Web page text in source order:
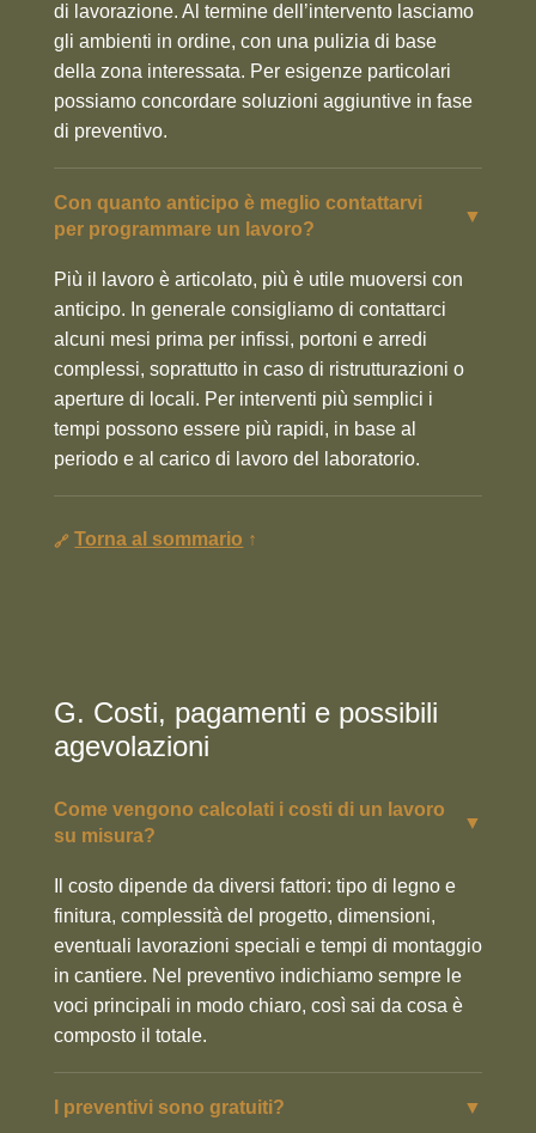
di lavorazione. Al termine dell’intervento lasciamo
gli ambienti in ordine, con una pulizia di base
della zona interessata. Per esigenze particolari
possiamo concordare soluzioni aggiuntive in fase
di preventivo.
Con quanto anticipo è meglio contattarvi
per programmare un lavoro?
▼
Più il lavoro è articolato, più è utile muoversi con
anticipo. In generale consigliamo di contattarci
alcuni mesi prima per infissi, portoni e arredi
complessi, soprattutto in caso di ristrutturazioni o
aperture di locali. Per interventi più semplici i
tempi possono essere più rapidi, in base al
periodo e al carico di lavoro del laboratorio.
Torna al sommario ↑
G. Costi, pagamenti e possibili
agevolazioni
Come vengono calcolati i costi di un lavoro
su misura?
▼
Il costo dipende da diversi fattori: tipo di legno e
finitura, complessità del progetto, dimensioni,
eventuali lavorazioni speciali e tempi di montaggio
in cantiere. Nel preventivo indichiamo sempre le
voci principali in modo chiaro, così sai da cosa è
composto il totale.
I preventivi sono gratuiti? ▼